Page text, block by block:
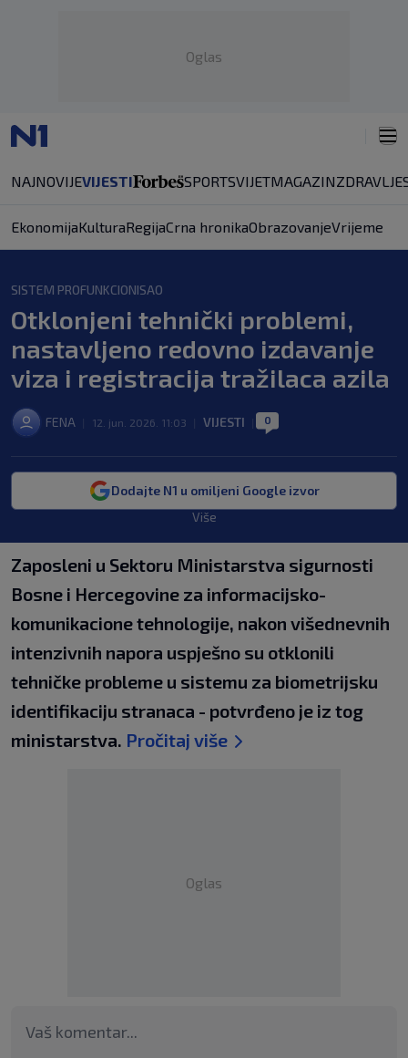
Oglas
NAJNOVIJEVIJESTI SPORTSVIJETMAGAZINZDRAVLJE
EkonomijaKulturaRegijaCrna hronikaObrazovanjeVrijeme
SISTEM PROFUNKCIONISAO
Otklonjeni tehnički problemi,
nastavljeno redovno izdavanje
viza i registracija tražilaca azila
FENA 12. jun. 2026. 11:03 VIJESTI 0
Dodajte N1 u omiljeni Google izvor
Više
Zaposleni u Sektoru Ministarstva sigurnosti
Bosne i Hercegovine za informacijsko-
komunikacione tehnologije, nakon višednevnih
intenzivnih napora uspješno su otklonili
tehničke probleme u sistemu za biometrijsku
identifikaciju stranaca - potvrđeno je iz tog
ministarstva. Pročitaj više
Oglas